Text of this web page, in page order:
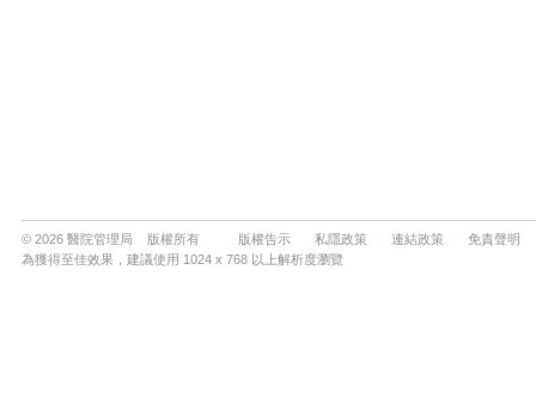
© 2026 醫院管理局 版權所有 版權告示 私隱政策 連結政策
免責聲明
為獲得至佳效果，建議使用 1024 x 768 以上解析度瀏覽